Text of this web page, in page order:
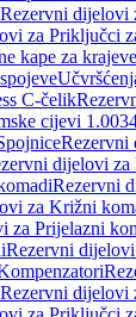
Rezervni dijelovi
za Priključci
kape za
C-čelik
cijevi
Rezervni
dijelovi za
Rezervni
za Križni
za Prijelazni
Rezervni
Rezervni dijelovi